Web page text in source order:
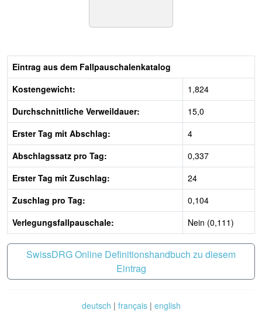
Eintrag aus dem Fallpauschalenkatalog
Kostengewicht:
1,824
Durchschnittliche Verweildauer:
15,0
Erster Tag mit Abschlag:
4
Abschlagssatz pro Tag:
0,337
Erster Tag mit Zuschlag:
24
Zuschlag pro Tag:
0,104
Verlegungsfallpauschale:
Nein (0,111)
SwissDRG Online Definitionshandbuch zu diesem
Eintrag
deutsch | français| english